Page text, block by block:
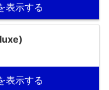
表示する
表示する